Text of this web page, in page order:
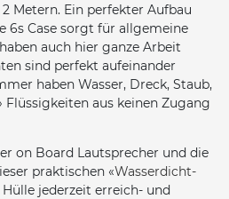
Metern. Ein perfekter Aufbau
6s Case sorgt für allgemeine
auch hier ganze Arbeit
sind perfekt aufeinander
haben Wasser, Dreck, Staub,
Flüssigkeiten aus keinen Zugang
on Board Lautsprecher und die
praktischen «Wasserdicht-
jederzeit erreich- und